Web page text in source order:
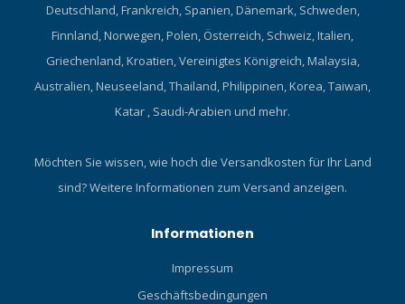
Deutschland, Frankreich, Spanien, Dänemark, Schweden,
Finnland, Norwegen, Polen, Österreich, Schweiz, Italien,
Griechenland, Kroatien, Vereinigtes Königreich, Malaysia,
Australien, Neuseeland, Thailand, Philippinen, Korea, Taiwan,
Katar , Saudi-Arabien und mehr.
Möchten Sie wissen, wie hoch die Versandkosten für Ihr Land
sind?Weitere Informationen zum Versand anzeigen.
Informationen
Impressum
Geschäftsbedingungen